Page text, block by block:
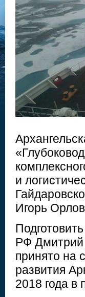
и
Игорь
РФ Дмитрий
принято на
развития
2018 года